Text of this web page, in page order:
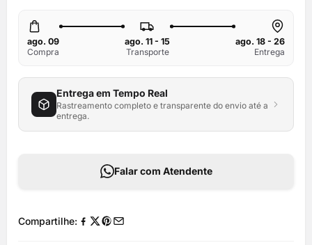
ago. 09
Compra
ago. 11 - 15
Transporte
ago. 18 - 26
Entrega
Entrega em Tempo Real
Rastreamento completo e transparente do envio até a
entrega.
Falar com Atendente
Compartilhe: